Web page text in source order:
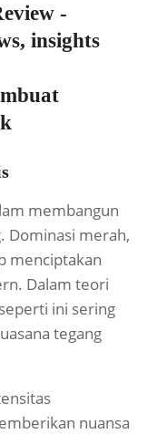
membangun
Dominasi merah,
menciptakan
Dalam teori
ini sering
tegang
nuansa